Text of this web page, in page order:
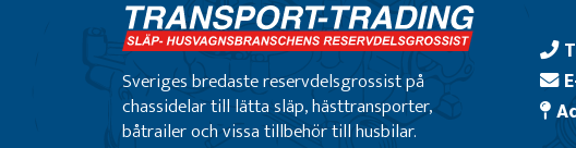
Sveriges bredaste reservdelsgrossist på
chassidelar till lätta släp, hästtransporter,
båtrailer och vissa tillbehör till husbilar.